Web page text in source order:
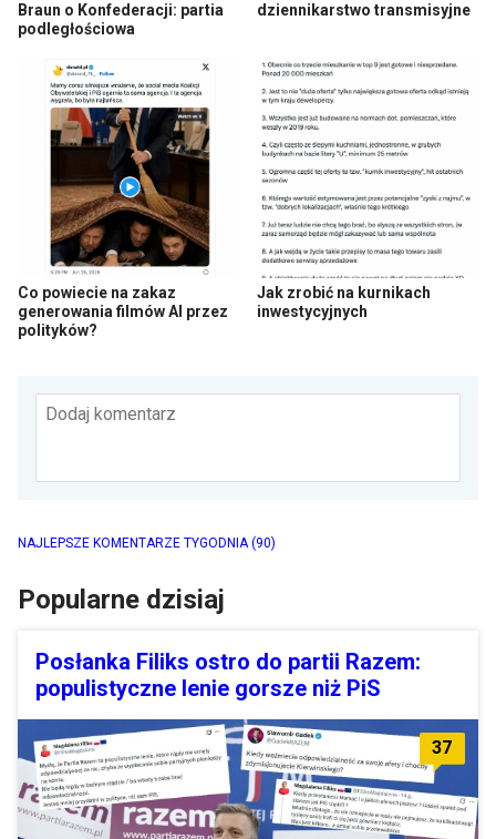
Braun o Konfederacji: partia
podległościowa
dziennikarstwo transmisyjne
Co powiecie na zakaz
generowania filmów AI przez
polityków?
Jak zrobić na kurnikach
inwestycyjnych
Dodaj komentarz
NAJLEPSZE KOMENTARZE TYGODNIA(90)
Popularne dzisiaj
Posłanka Filiks ostro do partii Razem:
populistyczne lenie gorsze niż PiS
37